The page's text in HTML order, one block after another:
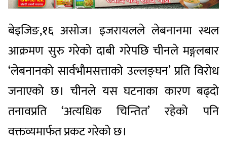
बेइजिङ,१६ असोज। इजरायलले लेबनानमा स्थल
आक्रमण सुरु गरेको दाबी गरेपछि चीनले मङ्गलबार
‘लेबनानको सार्वभौमसत्ताको उल्लङ्घन’ प्रति विरोध
जनाएको छ। चीनले यस घटनाका कारण बढ्दो
तनावप्रति ‘अत्यधिक चिन्तित’ रहेको पनि
वक्तव्यमार्फत प्रकट गरेको छ।